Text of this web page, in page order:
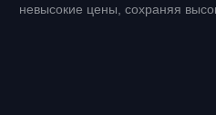
невысокие цены, сохраняя